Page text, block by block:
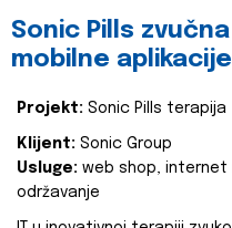
Sonic Pills
mobilne aplikacije
Projekt: Sonic Pills terapija
Klijent: Sonic Group
Usluge: web shop, internet
održavanje